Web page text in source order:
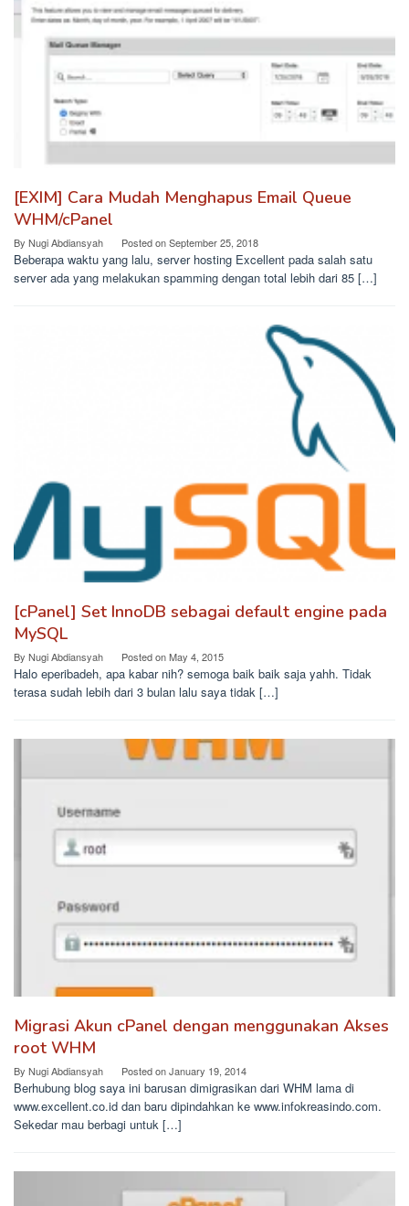
[EXIM] Cara Mudah Menghapus Email Queue
WHM/cPanel
By Nugi Abdiansyah Posted onSeptember 25, 2018
Beberapa waktu yang lalu, server hosting Excellent pada salah satu
server ada yang melakukan spamming dengan total lebih dari 85 […]
[cPanel] Set InnoDB sebagai default engine pada
MySQL
By Nugi Abdiansyah Posted onMay 4, 2015
Halo eperibadeh, apa kabar nih? semoga baik baik saja yahh. Tidak
terasa sudah lebih dari 3 bulan lalu saya tidak […]
Migrasi Akun cPanel dengan menggunakan Akses
root WHM
By Nugi Abdiansyah Posted onJanuary 19, 2014
Berhubung blog saya ini barusan dimigrasikan dari WHM lama di
www.excellent.co.id dan baru dipindahkan ke www.infokreasindo.com.
Sekedar mau berbagi untuk […]